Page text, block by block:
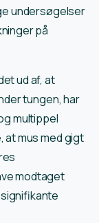
undersøgelser
på
ud af, at
tungen, har
multippel
at mus med gigt
modtaget